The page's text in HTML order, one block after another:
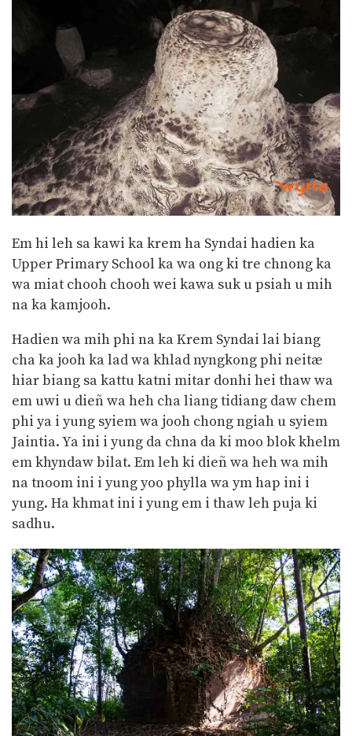
Em hi leh sa kawi ka krem ha Syndai hadien ka
Upper Primary School ka wa ong ki tre chnong ka
wa miat chooh chooh wei kawa suk u psiah u mih
na ka kamjooh.
Hadien wa mih phi na ka Krem Syndai lai biang
cha ka jooh ka lad wa khlad nyngkong phi neitæ
hiar biang sa kattu katni mitar donhi hei thaw wa
em uwi u dieñ wa heh cha liang tidiang daw chem
phi ya i yung syiem wa jooh chong ngiah u syiem
Jaintia. Ya ini i yung da chna da ki moo blok khelm
em khyndaw bilat. Em leh ki dieñ wa heh wa mih
na tnoom ini i yung yoo phylla wa ym hap ini i
yung. Ha khmat ini i yung em i thaw leh puja ki
sadhu.